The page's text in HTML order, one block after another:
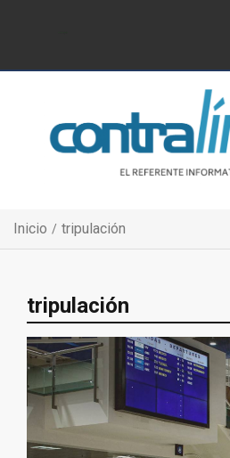
Inicio tripulación
tripulación